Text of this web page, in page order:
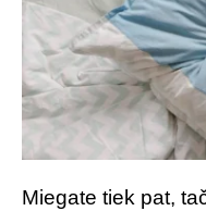
Miegate tiek pat,